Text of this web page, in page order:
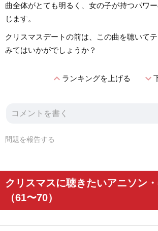
曲全体がとても明るく、女の子が持つパワ
じます。
クリスマスデートの前は、この曲を聴いて
みてはいかがでしょうか？
expand_lessランキングを上げる expand_more
問題を報告する
クリスマスに聴きたいアニソン
（61〜70）